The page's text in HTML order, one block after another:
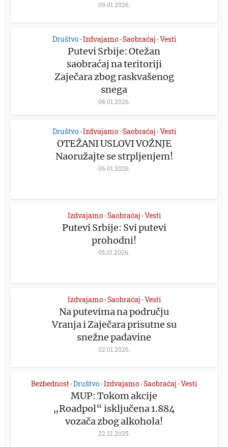
09.01.2026.
Društvo •Izdvajamo •Saobraćaj •Vesti
Putevi Srbije: Otežan
saobraćaj na teritoriji
Zaječara zbog raskvašenog
snega
08.01.2026.
Društvo •Izdvajamo •Saobraćaj •Vesti
OTEŽANI USLOVI VOŽNJE
Naoružajte se strpljenjem!
06.01.2026.
Izdvajamo •Saobraćaj •Vesti
Putevi Srbije: Svi putevi
prohodni!
05.01.2026.
Izdvajamo •Saobraćaj •Vesti
Na putevima na području
Vranja i Zaječara prisutne su
snežne padavine
02.01.2026.
Bezbednost•Društvo•Izdvajamo•Saobraćaj •Vesti
MUP: Tokom akcije
„Roadpol“ isključena 1.884
vozača zbog alkohola!
22.12.2025.